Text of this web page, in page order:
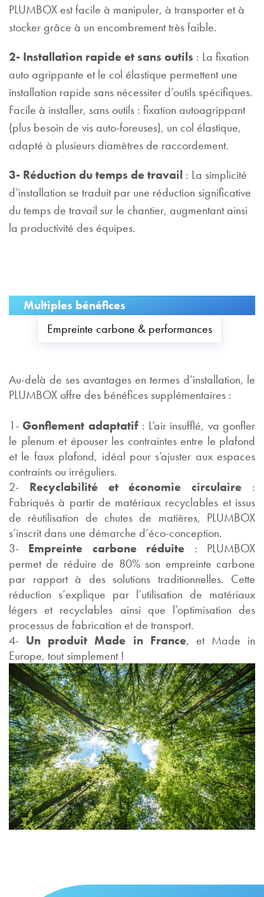
PLUMBOX est facile à manipuler, à transporter et à
stocker grâce à un encombrement très faible.
2- Installation rapide et sans outils : La fixation
auto agrippante et le col élastique permettent une
installation rapide sans nécessiter d’outils spécifiques.
Facile à installer, sans outils : fixation autoagrippant
(plus besoin de vis auto-foreuses), un col élastique,
adapté à plusieurs diamètres de raccordement.
3- Réduction du temps de travail : La simplicité
d’installation se traduit par une réduction significative
du temps de travail sur le chantier, augmentant ainsi
la productivité des équipes.
Multiples bénéfices
Empreinte carbone & performances
Au-delà de ses avantages en termes d’installation, le
PLUMBOX offre des bénéfices supplémentaires :
1- Gonflement adaptatif: L’air insufflé, va gonfler
le plenum et épouser les contraintes entre le plafond
et le faux plafond, idéal pour s’ajuster aux espaces
contraints ou irréguliers.
2- Recyclabilité et économie circulaire :
Fabriqués à partir de matériaux recyclables et issus
de réutilisation de chutes de matières, PLUMBOX
s’inscrit dans une démarche d’éco-conception.
3- Empreinte carbone réduite : PLUMBOX
permet de réduire de 80% son empreinte carbone
par rapport à des solutions traditionnelles. Cette
réduction s’explique par l’utilisation de matériaux
légers et recyclables ainsi que l’optimisation des
processus de fabrication et de transport.
4- Un produit Made in France, et Made in
Europe, tout simplement !